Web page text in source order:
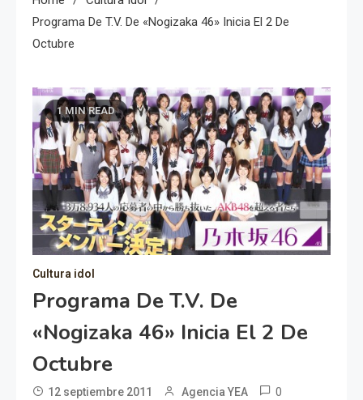
Programa De T.V. De «Nogizaka 46» Inicia El 2 De
Octubre
1 MIN READ
Cultura idol
Programa De T.V. De
«Nogizaka 46» Inicia El 2 De
Octubre
12 septiembre 2011 Agencia YEA 0